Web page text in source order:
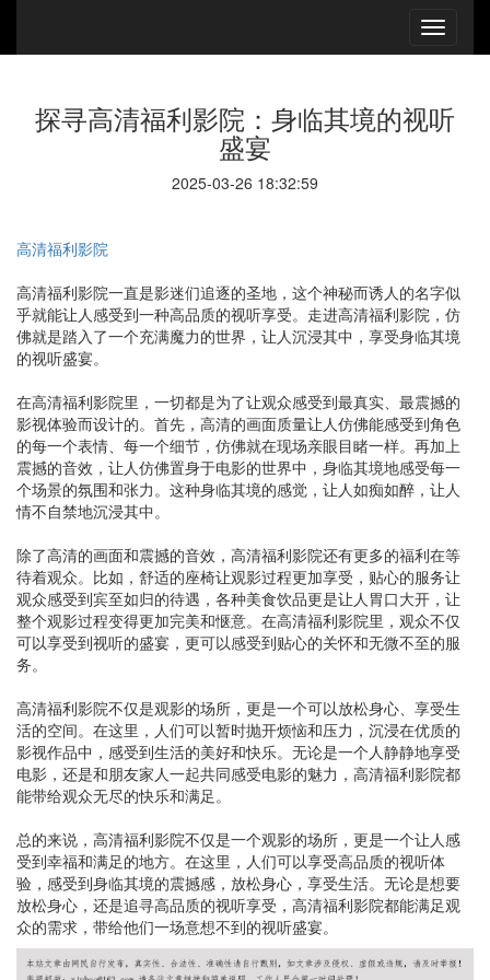
探寻高清福利影院：身临其境的视听
盛宴
2025-03-26 18:32:59
高清福利影院
高清福利影院一直是影迷们追逐的圣地，这个神秘而诱人的名字似
乎就能让人感受到一种高品质的视听享受。走进高清福利影院，仿
佛就是踏入了一个充满魔力的世界，让人沉浸其中，享受身临其境
的视听盛宴。
在高清福利影院里，一切都是为了让观众感受到最真实、最震撼的
影视体验而设计的。首先，高清的画面质量让人仿佛能感受到角色
的每一个表情、每一个细节，仿佛就在现场亲眼目睹一样。再加上
震撼的音效，让人仿佛置身于电影的世界中，身临其境地感受每一
个场景的氛围和张力。这种身临其境的感觉，让人如痴如醉，让人
情不自禁地沉浸其中。
除了高清的画面和震撼的音效，高清福利影院还有更多的福利在等
待着观众。比如，舒适的座椅让观影过程更加享受，贴心的服务让
观众感受到宾至如归的待遇，各种美食饮品更是让人胃口大开，让
整个观影过程变得更加完美和惬意。在高清福利影院里，观众不仅
可以享受到视听的盛宴，更可以感受到贴心的关怀和无微不至的服
务。
高清福利影院不仅是观影的场所，更是一个可以放松身心、享受生
活的空间。在这里，人们可以暂时抛开烦恼和压力，沉浸在优质的
影视作品中，感受到生活的美好和快乐。无论是一个人静静地享受
电影，还是和朋友家人一起共同感受电影的魅力，高清福利影院都
能带给观众无尽的快乐和满足。
总的来说，高清福利影院不仅是一个观影的场所，更是一个让人感
受到幸福和满足的地方。在这里，人们可以享受高品质的视听体
验，感受到身临其境的震撼感，放松身心，享受生活。无论是想要
放松身心，还是追寻高品质的视听享受，高清福利影院都能满足观
众的需求，带给他们一场意想不到的视听盛宴。